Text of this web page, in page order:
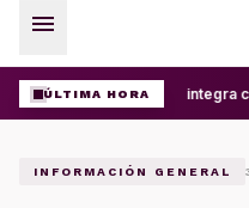
menu
ÚLTIMA HORAUABJO integra
INFORMACIÓN GENERAL